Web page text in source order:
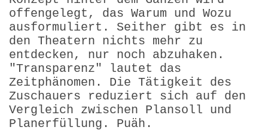
offengelegt, das Warum und Wozu
ausformuliert. Seither gibt es in
den Theatern nichts mehr zu
entdecken, nur noch abzuhaken.
"Transparenz" lautet das
Zeitphänomen. Die Tätigkeit des
Zuschauers reduziert sich auf den
Vergleich zwischen Plansoll und
Planerfüllung. Puäh.